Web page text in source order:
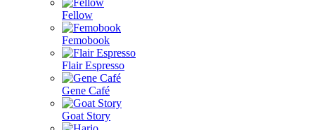
Fellow
Femobook
Flair Espresso
Gene Café
Goat Story